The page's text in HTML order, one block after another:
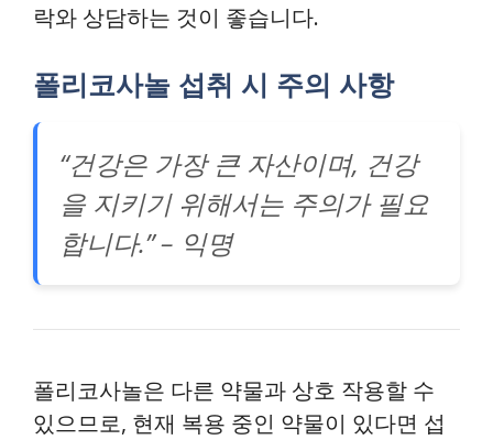
락와 상담하는 것이 좋습니다.
폴리코사놀 섭취 시 주의 사항
“건강은 가장 큰 자산이며, 건강
을 지키기 위해서는 주의가 필요
합니다.” – 익명
폴리코사놀은 다른 약물과 상호 작용할 수
있으므로, 현재 복용 중인 약물이 있다면 섭